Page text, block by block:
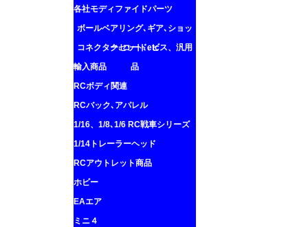
各社モディファイドパーツ
ボールベアリング､ギア､ショッ
クセット､etc
コネクター､コード､ビス、汎用
品
輸入商品
RCボディ関連
RCバック､アパレル
1/16、1/8､1/6 RC戦車シリーズ
1/14トレーラーヘッド
RCアウトレット商品
ホビー
EAエア
ミニ４